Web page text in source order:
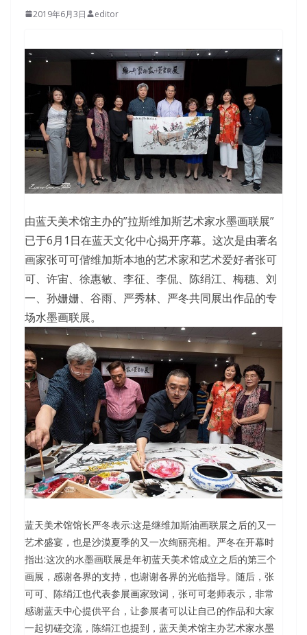
2019年6月3日 editor
由蓝天美术馆主办的”拉斯维加斯艺术家水墨画联展”
已于6月1日在蓝天文化中心揭开序幕。这次是由著名
画家张可可偕维加斯本地的艺术家和艺术爱好者张可
可、许宙、徐惠敏、李征、李侃、陈绢江、梅穗、刘
一、孙姗姗、谷雨、严秀林、严冬共同展出作品的专
场水墨画联展。
蓝天美术馆馆长严冬表示:这是继维加斯油画联展之后的又一
艺术盛宴，也是沙漠夏季的又一次绚丽亮相。严冬在开幕时
指出:这次的水墨画联展是年初蓝天美术馆成立之后的第三个
画展，感谢各界的支持，也谢谢各界的光临指导。随后，张
可可、陈绢江也代表参展画家致词，张可可老师表示，非常
感谢蓝天中心提供平台，让参展者可以让自己的作品和大家
一起切磋交流，陈绢江也提到，蓝天美术馆主办艺术家水墨